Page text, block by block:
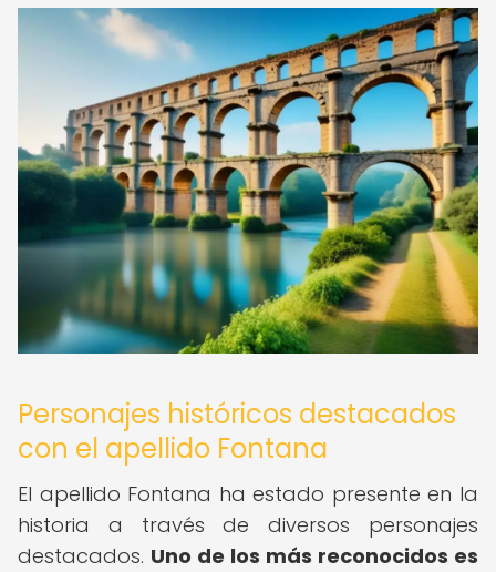
Personajes históricos destacados
con el apellido Fontana
El apellido Fontana ha estado presente en la
historia a través de diversos personajes
destacados. Uno de los más reconocidos es